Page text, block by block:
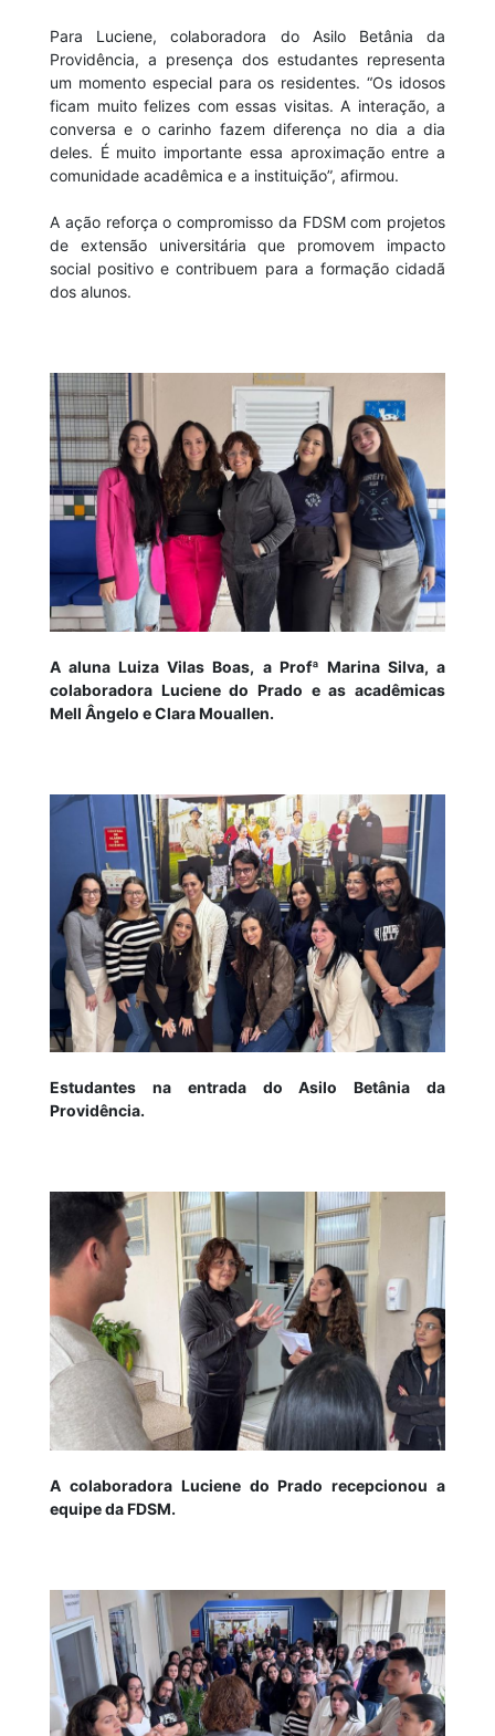
Para Luciene, colaboradora do Asilo Betânia da
Providência, a presença dos estudantes representa
um momento especial para os residentes. “Os idosos
ficam muito felizes com essas visitas. A interação, a
conversa e o carinho fazem diferença no dia a dia
deles. É muito importante essa aproximação entre a
comunidade acadêmica e a instituição”, afirmou.
A ação reforça o compromisso da FDSM com projetos
de extensão universitária que promovem impacto
social positivo e contribuem para a formação cidadã
dos alunos.
A aluna Luiza Vilas Boas, a Profª Marina Silva, a
colaboradora Luciene do Prado e as acadêmicas
Mell Ângelo e Clara Mouallen.
Estudantes na entrada do Asilo Betânia da
Providência.
A colaboradora Luciene do Prado recepcionou a
equipe da FDSM.